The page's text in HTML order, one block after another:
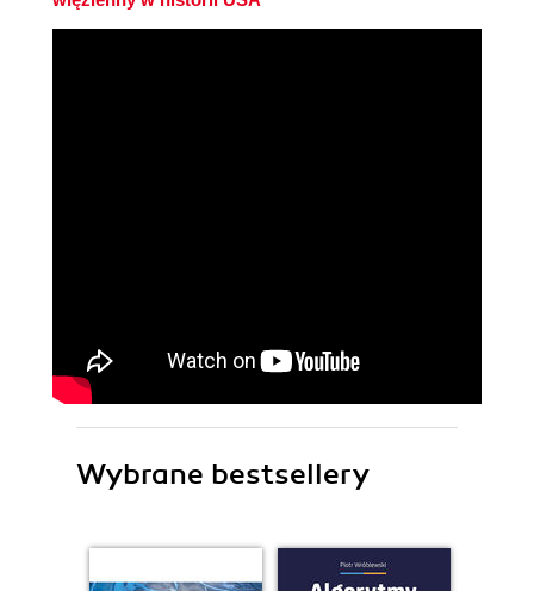
Wybrane bestsellery